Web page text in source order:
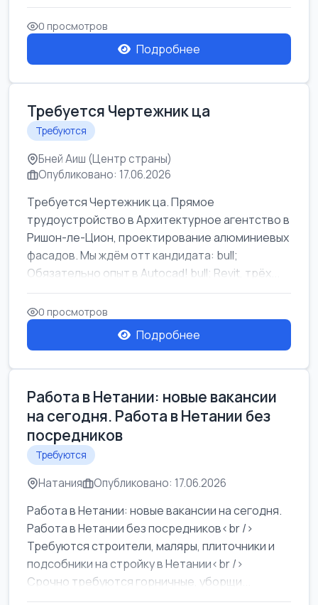
0 просмотров
Подробнее
Требуется Чертежник ца
Требуются
Бней Аиш (Центр страны)
Опубликовано: 17.06.2026
Требуется Чертежник ца. Прямое
трудоустройство в Архитектурное агентство в
Ришон-ле-Цион, проектирование алюминиевых
фасадов. Мы ждём отт кандидата: bull;
Обязательно опыт в Autocad! bull; Revit, трёх...
0 просмотров
Подробнее
Работа в Нетании: новые вакансии
на сегодня. Работа в Нетании без
посредников
Требуются
Натания Опубликовано: 17.06.2026
Работа в Нетании: новые вакансии на сегодня.
Работа в Нетании без посредников<br />
Требуются строители, маляры, плиточники и
подсобники на стройку в Нетании<br />
Срочно требуются горничные, уборщи...